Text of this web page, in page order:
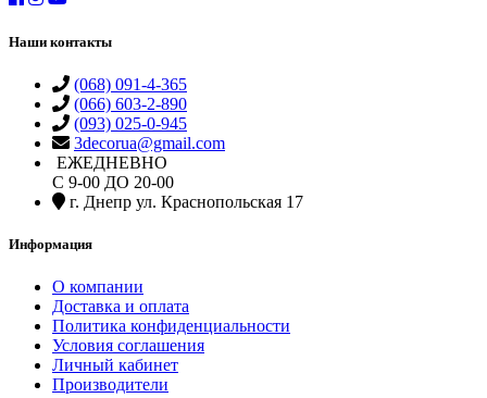
Наши контакты
(068) 091-4-365
(066) 603-2-890
(093) 025-0-945
3decorua@gmail.com
ЕЖЕДНЕВНО
С 9-00 ДО 20-00
г. Днепр ул. Краснопольская 17
Информация
О компании
Доставка и оплата
Политика конфиденциальности
Условия соглашения
Личный кабинет
Производители